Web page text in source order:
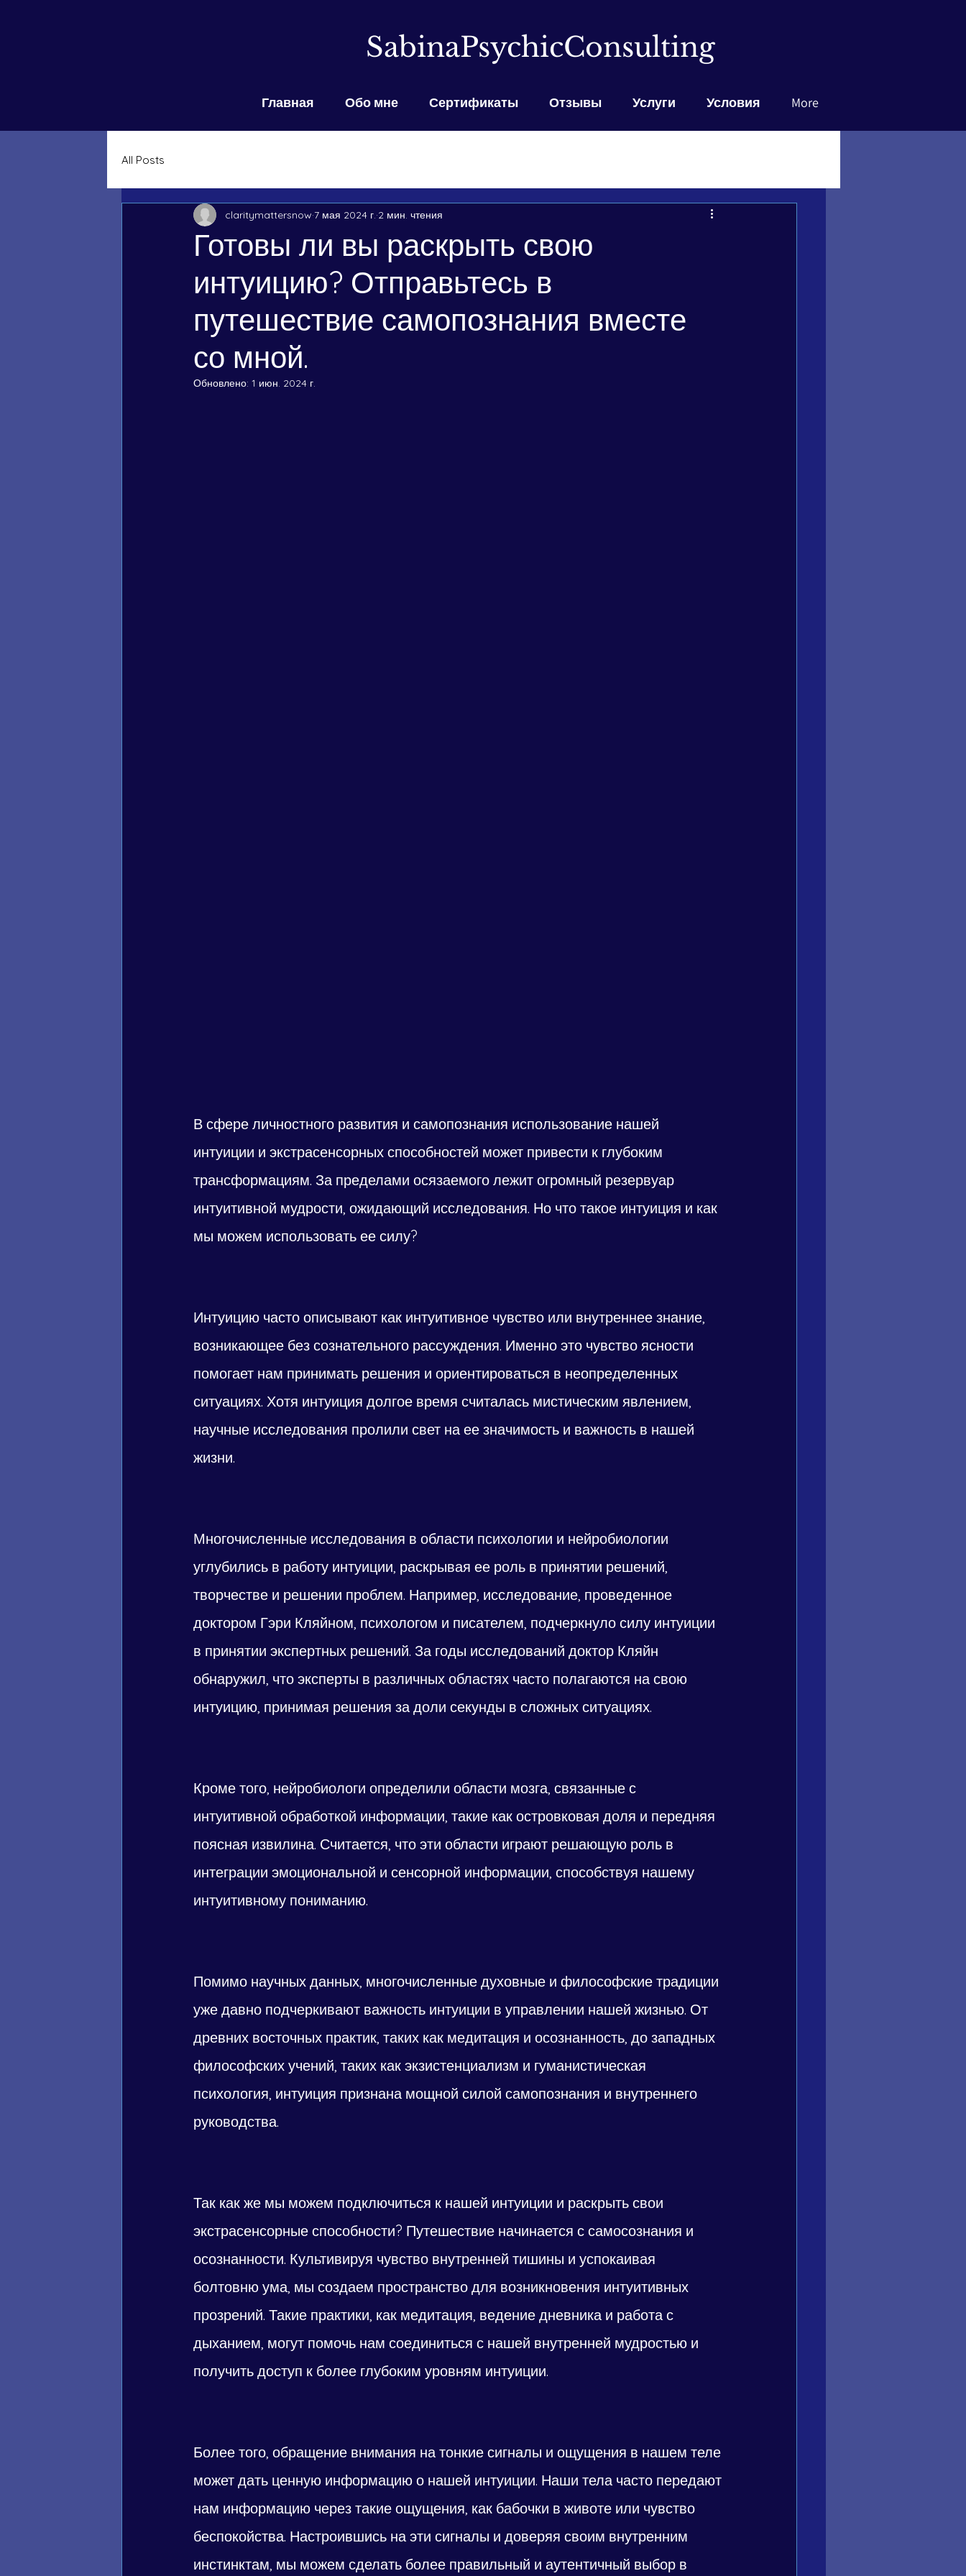
Главная Обо мне Сертификаты Отзывы Услуги Условия More
SabinaPsychicConsulting
All Posts
Готовы ли вы раскрыть свою
интуицию? Отправьтесь в
путешествие самопознания вместе
со мной.
claritymattersnow 7 мая 2024 г. 2 мин. чтения
Обновлено: 1 июн. 2024 г.
В сфере личностного развития и самопознания использование нашей
интуиции и экстрасенсорных способностей может привести к глубоким
трансформациям. За пределами осязаемого лежит огромный резервуар
интуитивной мудрости, ожидающий исследования. Но что такое интуиция и как
мы можем использовать ее силу?
Интуицию часто описывают как интуитивное чувство или внутреннее знание,
возникающее без сознательного рассуждения. Именно это чувство ясности
помогает нам принимать решения и ориентироваться в неопределенных
ситуациях. Хотя интуиция долгое время считалась мистическим явлением,
научные исследования пролили свет на ее значимость и важность в нашей
жизни.
Многочисленные исследования в области психологии и нейробиологии
углубились в работу интуиции, раскрывая ее роль в принятии решений,
творчестве и решении проблем. Например, исследование, проведенное
доктором Гэри Кляйном, психологом и писателем, подчеркнуло силу интуиции
в принятии экспертных решений. За годы исследований доктор Кляйн
обнаружил, что эксперты в различных областях часто полагаются на свою
интуицию, принимая решения за доли секунды в сложных ситуациях.
Кроме того, нейробиологи определили области мозга, связанные с
интуитивной обработкой информации, такие как островковая доля и передняя
поясная извилина. Считается, что эти области играют решающую роль в
интеграции эмоциональной и сенсорной информации, способствуя нашему
интуитивному пониманию.
Помимо научных данных, многочисленные духовные и философские традиции
уже давно подчеркивают важность интуиции в управлении нашей жизнью. От
древних восточных практик, таких как медитация и осознанность, до западных
философских учений, таких как экзистенциализм и гуманистическая
психология, интуиция признана мощной силой самопознания и внутреннего
руководства.
Так как же мы можем подключиться к нашей интуиции и раскрыть свои
экстрасенсорные способности? Путешествие начинается с самосознания и
осознанности. Культивируя чувство внутренней тишины и успокаивая
болтовню ума, мы создаем пространство для возникновения интуитивных
прозрений. Такие практики, как медитация, ведение дневника и работа с
дыханием, могут помочь нам соединиться с нашей внутренней мудростью и
получить доступ к более глубоким уровням интуиции.
Более того, обращение внимания на тонкие сигналы и ощущения в нашем теле
может дать ценную информацию о нашей интуиции. Наши тела часто передают
нам информацию через такие ощущения, как бабочки в животе или чувство
беспокойства. Настроившись на эти сигналы и доверяя своим внутренним
инстинктам, мы можем сделать более правильный и аутентичный выбор в